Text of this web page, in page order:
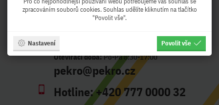
Adresa:
Otevírací doba:Po-Pá 8:30-17:00
pekro@pekro.cz
Hotline:+420 777 0000 32
zpracováním souborů cookies. Souhlas udělíte kliknutím na tlačítko
"Povolit vše".
Nastavení Povolit vše